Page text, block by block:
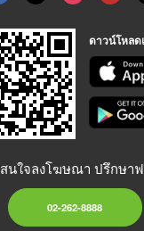
ดาวน์โหล
สนใจลงโฆษณา ปรึกษา
02-262-8888